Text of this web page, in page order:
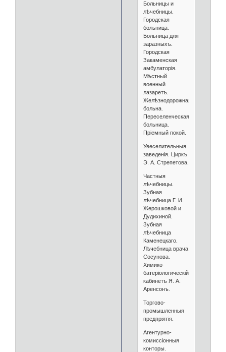
Больницы и
лѣчебницы.
Городская
больница.
Больница для
заразныхъ.
Городская
Закаменская
амбулаторія.
Мѣстный
военный
лазаретъ.
Желѣзнодорожная
больна.
Переселенческая
больница.
Пріемный покой.
Увеселительныя
заведенія. Циркъ
Э. А. Стрепетова.
Частныя
лѣчебницы.
Зубная
лѣчебница Г. И.
Жерошковой и
Дудихиной.
Зубная
лѣчебница
Каменецкаго.
Лѣчебница врача
Сосунова.
Химико-
батеріологическій
кабинетъ Я. А.
Аренсонъ.
Торгово-
промышленныя
предпріятія.
Агентурно-
комиссіонныя
конторы.